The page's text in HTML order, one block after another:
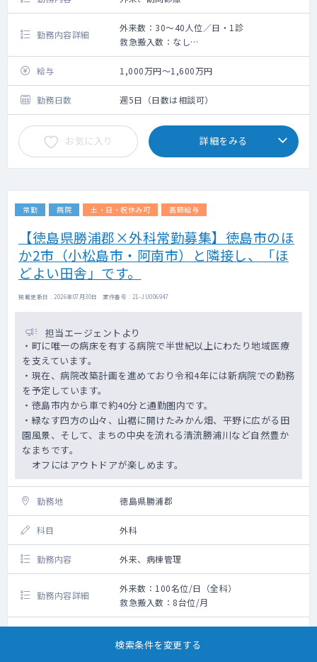
勤務内容詳細
外来数：30～40人位／日・1診
救急搬入数：なし
手術数：なし
給与
1,000万円～1,600万円
勤務日数 週5日（日数は相談可）
お気に入り 詳細をみる
常勤 病院 土・日・祝休み可 高額給与
【徳島県勝浦郡×外科常勤募集】徳島市のほ
か2市（小松島市・阿南市）と隣接し、「ほ
どよい田舎」です。
掲載更新日 : 2026年07月30日 案件番号 : 21-JU006947
担当エージェントより
・町に唯一の病床を有する病院で半世紀以上にわたり地域医療
を支えています。
・現在、病院改築計画を進めており令和4年には新病院での勤務
を予定しています。
・徳島市内から車で約40分と通勤圏内です。
・緑なす四方の山々、山裾に開けたみかん畑、平野に広がる田
園風景、そして、まちの中央を流れる清流勝浦川など自然豊か
なまちです。
オフにはアウトドアが楽しめます。
勤務地 徳島県勝浦郡
科目 外科
勤務内容 外来、病棟管理
勤務内容詳細
外来数：100名位/日（全科）
救急搬入数：8台位/月
検索条件を変更する